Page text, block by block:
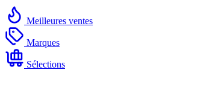
Meilleures ventes
Marques
Sélections